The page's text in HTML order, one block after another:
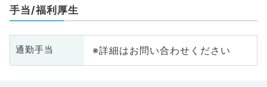
手当/福利厚生
通勤手当 ※詳細はお問い合わせください